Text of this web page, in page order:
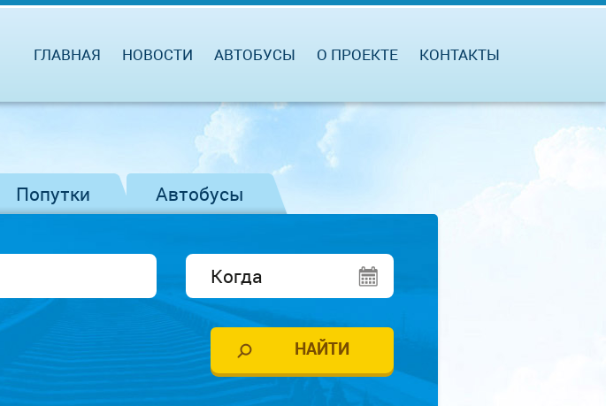
ГЛАВНАЯ НОВОСТИ АВТОБУСЫ О ПРОЕКТЕ КОНТАКТЫ
Попутки Автобусы